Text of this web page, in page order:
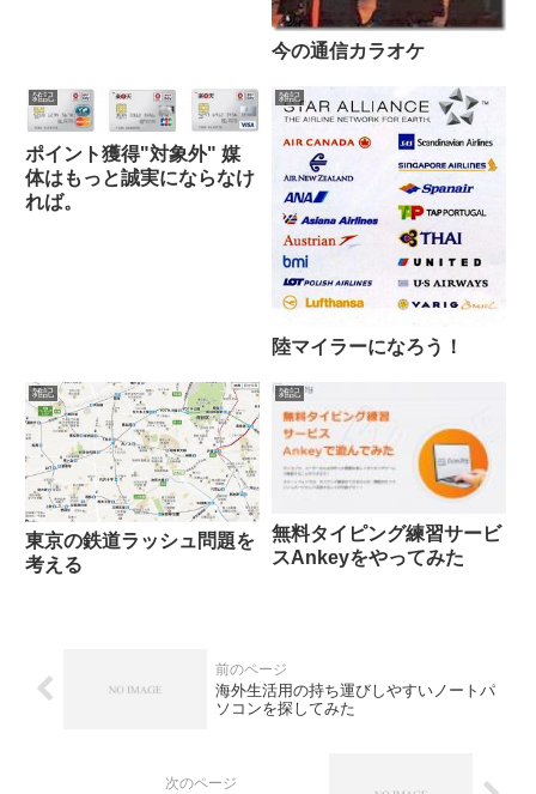
今の通信カラオケ
雑記
ポイント獲得"対象外" 媒
体はもっと誠実にならなけ
れば。
雑記
陸マイラーになろう！
雑記
東京の鉄道ラッシュ問題を
考える
雑記
無料タイピング練習サービ
スAnkeyをやってみた
海外生活用の持ち運びしやすいノートパ
ソコンを探してみた